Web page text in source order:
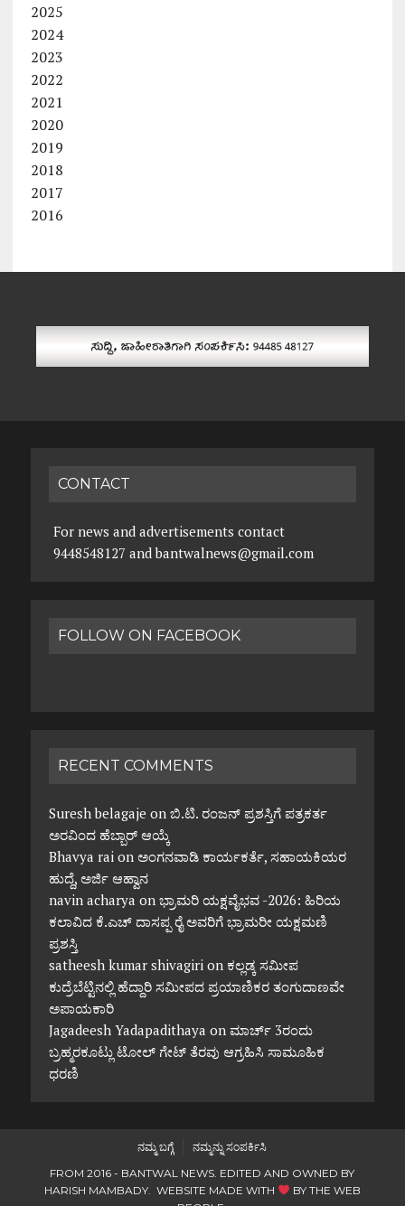
2025
2024
2023
2022
2021
2020
2019
2018
2017
2016
CONTACT
For news and advertisements contact
9448548127 and bantwalnews@gmail.com
FOLLOW ON FACEBOOK
RECENT COMMENTS
Suresh belagaje on ಬಿ.ಟಿ. ರಂಜನ್ ಪ್ರಶಸ್ತಿಗೆ ಪತ್ರಕರ್ತ
ಅರವಿಂದ ಹೆಬ್ಬಾರ್ ಆಯ್ಕೆ
Bhavya raion ಅಂಗನವಾಡಿ ಕಾರ್ಯಕರ್ತೆ, ಸಹಾಯಕಿಯರ
ಹುದ್ದೆ, ಅರ್ಜಿ ಆಹ್ವಾನ
navin acharya on ಭ್ರಾಮರಿ ಯಕ್ಷವೈಭವ -2026: ಹಿರಿಯ
ಕಲಾವಿದ ಕೆ.ಎಚ್ ದಾಸಪ್ಪ ರೈ ಅವರಿಗೆ ಭ್ರಾಮರೀ ಯಕ್ಷಮಣಿ
ಪ್ರಶಸ್ತಿ
satheesh kumar shivagirion ಕಲ್ಲಡ್ಕ ಸಮೀಪ
ಕುದ್ರೆಬೆಟ್ಟಿನಲ್ಲಿ ಹೆದ್ದಾರಿ ಸಮೀಪದ ಪ್ರಯಾಣಿಕರ ತಂಗುದಾಣವೇ
ಅಪಾಯಕಾರಿ
Jagadeesh Yadapadithaya on ಮಾರ್ಚ್ 3ರಂದು
ಬ್ರಹ್ಮರಕೂಟ್ಲು ಟೋಲ್ ಗೇಟ್ ತೆರವು ಆಗ್ರಹಿಸಿ ಸಾಮೂಹಿಕ
ಧರಣಿ
ನಮ್ಮ ಬಗ್ಗೆ
ನಮ್ಮನ್ನು ಸಂಪರ್ಕಿಸಿ
FROM 2016 - BANTWAL NEWS. EDITED AND OWNED BY
HARISH MAMBADY. WEBSITE MADE WITH
BY THE WEB